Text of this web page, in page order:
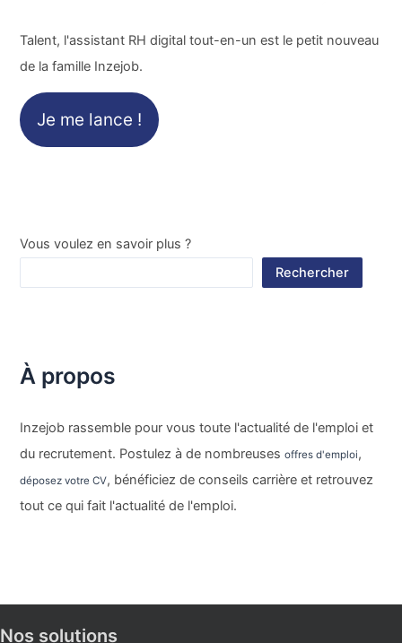
Talent, l'assistant RH digital tout-en-un est le petit nouveau
de la famille Inzejob.
Je me lance !
Vous voulez en savoir plus ?
Rechercher
À propos
Inzejob rassemble pour vous toute l'actualité de l'emploi et
du recrutement. Postulez à de nombreusesoffres d'emploi,
déposez votre CV, bénéficiez de conseils carrière et retrouvez
tout ce qui fait l'actualité de l'emploi.
Nos solutions